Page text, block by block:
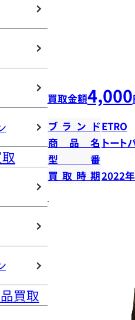
買取
買取金額4,000
ブランドETRO
商品名 トート
型番
買取時期2022